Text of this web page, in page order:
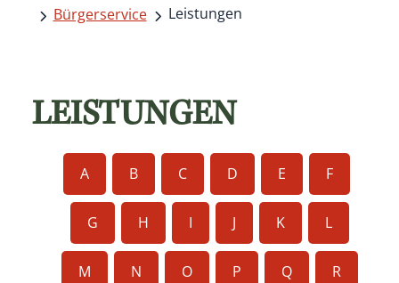
Bürgerservice
Leistungen
LEISTUNGEN
A B C D E F
G H I J K L
M N O P Q R